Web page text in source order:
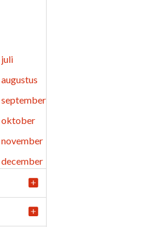
juli
augustus
september
oktober
november
december